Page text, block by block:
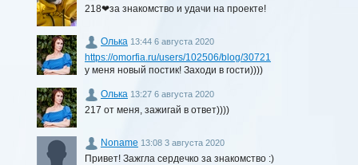
218❤за знакомство и удачи на проекте!
Олька 13:44 6 августа 2020
https://omorfia.ru/users/102506/blog/30721
у меня новый постик! Заходи в гости))))
Олька 13:27 6 августа 2020
217 от меня, зажигай в ответ))))
Noname 13:08 3 августа 2020
Привет! Зажгла сердечко за знакомство :)